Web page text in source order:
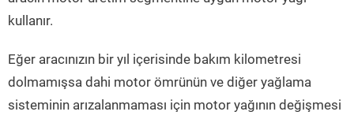
kullanır.
Eğer aracınızın bir yıl içerisinde bakım kilometresi
dolmamışsa dahi motor ömrünün ve diğer yağlama
sisteminin arızalanmaması için motor yağının değişmesi